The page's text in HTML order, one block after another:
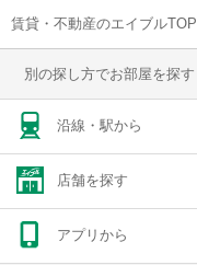
賃貸・不動産のエイブルTOP
別の探し方でお部屋を探す
沿線・駅から
店舗を探す
アプリから